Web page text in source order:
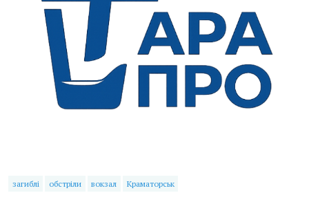
загиблі обстріли вокзал Краматорськ